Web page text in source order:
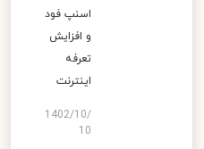
اسنپ‌ فود
و افزایش
تعرفه
اینترنت
1402/10/
10